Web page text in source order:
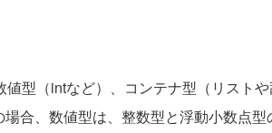
型（intなど）、コンテナ型（リスト
合、数値型は、整数型と浮動小数点型